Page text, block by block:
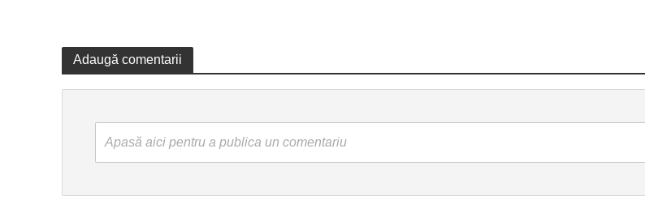
Adaugă comentarii
Apasă aici pentru a publica un comentariu